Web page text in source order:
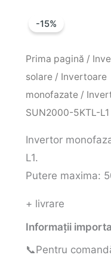
-15%
Prima pagină /
solare / Invertoare
monofazate /
SUN2000-5KTL-
Invertor
L1.
Putere maxima:
+ livrare
Informații
📞Pentru